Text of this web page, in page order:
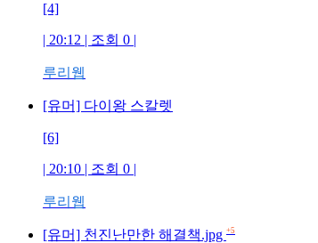
[4]
| 20:12 | 조회 0 |
루리웹
[유머] 다이왕 스칼렛
[6]
| 20:10 | 조회 0 |
루리웹
[유머] 천진난만한 해결책.jpg +5